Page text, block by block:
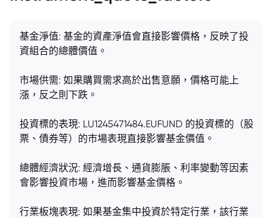
基金淨值: 基金的資產淨值會直接影響價格，反映了投
資組合的總體價值。
市場供需: 如果購買需求高於出售意願，價格可能上
漲，反之則下跌。
投資標的表現: LU1245471484.EUFUND 的投資標的（股
票、債券等）的市場表現直接影響基金價值。
總體經濟狀況: 經濟增長、通貨膨脹、利率變動等因素
會影響投資市場，進而影響基金價格。
行業板塊表現: 如果基金集中投資於特定行業，該行業